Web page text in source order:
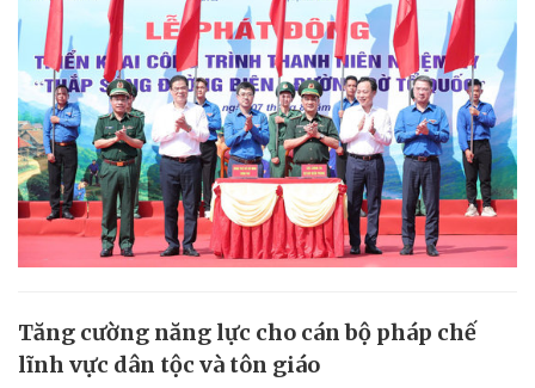
Tăng cường năng lực cho cán bộ pháp chế
lĩnh vực dân tộc và tôn giáo